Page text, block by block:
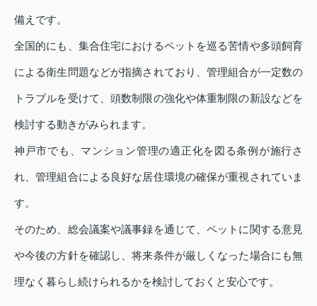
備えです。
全国的にも、集合住宅におけるペットを巡る苦情や多頭飼育
による衛生問題などが指摘されており、管理組合が一定数の
トラブルを受けて、頭数制限の強化や体重制限の新設などを
検討する動きがみられます。
神戸市でも、マンション管理の適正化を図る条例が施行さ
れ、管理組合による良好な居住環境の確保が重視されていま
す。
そのため、総会議案や議事録を通じて、ペットに関する意見
や今後の方針を確認し、将来条件が厳しくなった場合にも無
理なく暮らし続けられるかを検討しておくと安心です。